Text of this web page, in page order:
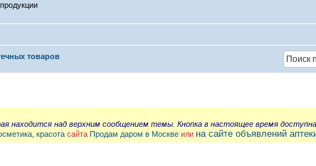
товаров
находится над верхним сообщением темы. Кнопка в настоящее время
красота сайта Продам даром в Москве или на сайте объявлений